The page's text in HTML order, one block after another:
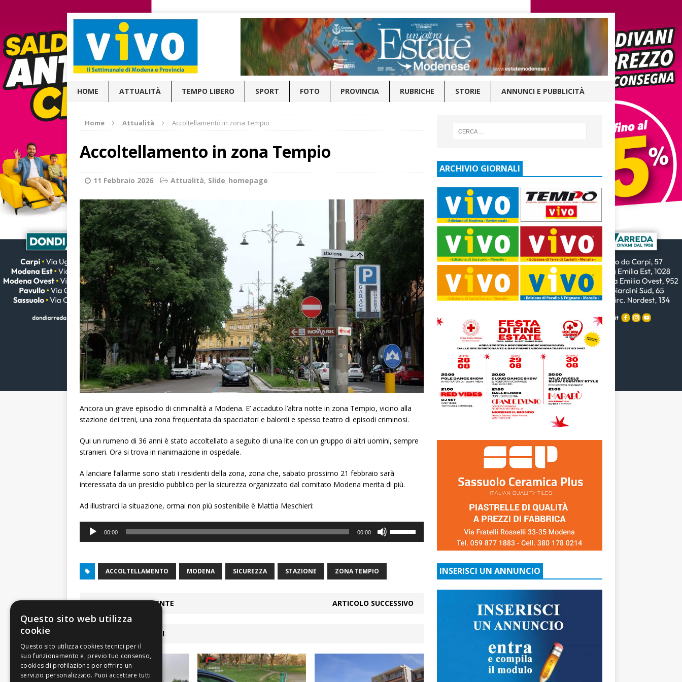
HOME ATTUALITÀ TEMPO LIBERO SPORT FOTO PROVINCIA RUBRICHE STORIE ANNUNCI E PUBBLICITÀ
Home Attualità Accoltellamento in zona Tempio
Accoltellamento in zona Tempio
11 Febbraio 2026 Attualità, Slide_homepage
Ancora un grave episodio di criminalità a Modena. E’ accaduto l’altra notte in zona Tempio, vicino alla
stazione dei treni, una zona frequentata da spacciatori e balordi e spesso teatro di episodi criminosi.
Qui un rumeno di 36 anni è stato accoltellato a seguito di una lite con un gruppo di altri uomini, sempre
stranieri. Ora si trova in rianimazione in ospedale.
A lanciare l’allarme sono stati i residenti della zona, zona che, sabato prossimo 21 febbraio sarà
interessata da un presidio pubblico per la sicurezza organizzato dal comitato Modena merita di più.
Ad illustrarci la situazione, ormai non più sostenibile è Mattia Meschieri:
Audio
Player
00:00 00:00
o
ACCOLTELLAMENTO MODENA SICUREZZA STAZIONE ZONA TEMPIO
ARTICOLO PRECEDENTE ARTICOLO SUCCESSIVO
ARTICOLI COLLEGATI
ARCHIVIO GIORNALI
INSERISCI UN ANNUNCIO
Questo sito web utilizza
cookie